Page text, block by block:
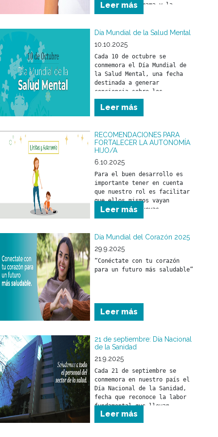
del cáncer de mama y la
relevancia de un tratamiento
Leer más
Día Mundial de la Salud Mental
10.10.2025
Cada 10 de octubre se
conmemora el Día Mundial de
la Salud Mental, una fecha
destinada a generar
conciencia sobre los
problemas vinculados con la
salud mental y a promover los
derechos de las personas que
objetivo de mejorar su
atención, cuidado y
Leer más
RECOMENDACIONES PARA
FORTALECER LA AUTONOMÍA
HIJO/A
6.10.2025
Para el buen desarrollo es
importante tener en cuenta
que nuestro rol es facilitar
que ellos mismos vayan
logrando sus nuevas
“conquistas”. Ponerse de pie,
buena capacidad de
irán adquiriendo por
imitación y propio
desarrollo.
Leer más
Día Mundial del Corazón 2025
29.9.2025
“Conéctate con tu corazón
para un futuro más saludable”
Leer más
21 de septiembre: Día Nacional
de la Sanidad
21.9.2025
Cada 21 de septiembre se
conmemora en nuestro país el
Día Nacional de la Sanidad,
fecha que reconoce la labor
fundamental que llevan
adelante los trabajadores y
trabajadoras del sector
Leer más